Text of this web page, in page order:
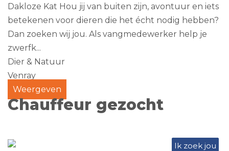
Dakloze Kat Hou jij van buiten zijn, avontuur en iets
betekenen voor dieren die het écht nodig hebben?
Dan zoeken wij jou. Als vangmedewerker help je
zwerfk...
Dier & Natuur
Venray
Weergeven
Chauffeur gezocht
Ik zoek jou